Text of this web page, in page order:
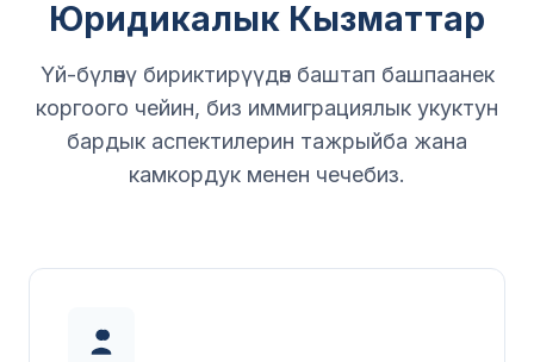
Юридикалык Кызматтар
Үй-бүлөнү бириктирүүдөн баштап башпаанек
коргоого чейин, биз иммиграциялык укуктун
бардык аспектилерин тажрыйба жана
камкордук менен чечебиз.